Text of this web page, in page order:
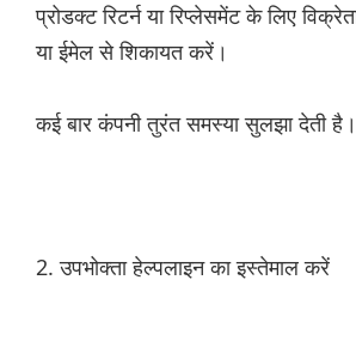
प्रोडक्ट रिटर्न या रिप्लेसमेंट के लिए
या ईमेल से शिकायत करें।
कई बार कंपनी तुरंत समस्या सुलझा देती है।
2. उपभोक्ता हेल्पलाइन का इस्तेमाल करें